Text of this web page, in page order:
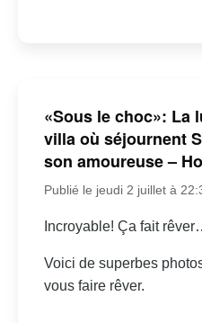
«Sous le choc»: La
villa où séjournent
son amoureuse –
Publié le jeudi 2 juillet à
Incroyable! Ça fait
Voici de superbes
vous faire rêver.